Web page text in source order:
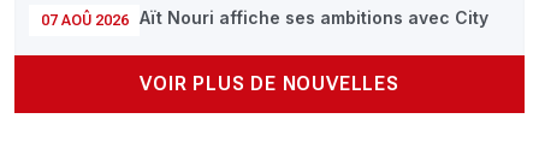
07 AOÛ 2026 Aït Nouri affiche ses ambitions avec City
VOIR PLUS DE NOUVELLES